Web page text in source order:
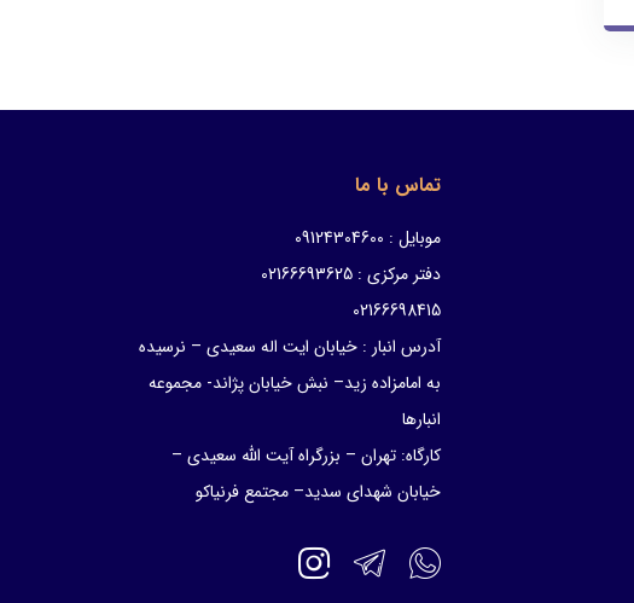
تماس با ما
موبایل : 09124304600
دفتر مرکزی : 02166693625
02166698415
آدرس انبار : خیابان ایت اله سعیدی – نرسیده
به امامزاده زید– نبش خیابان پژاند- مجموعه
انبارها
کارگاه: تهران – بزرگراه آیت الله سعیدی –
خیابان شهدای سدید– مجتمع فرنیاکو